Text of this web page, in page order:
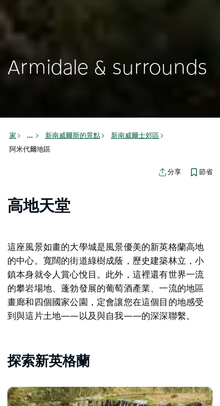
Armidale & surrounds
家 ... 新南威爾斯的景點
新南威爾士郊區
阿米代爾地區
分享 節省
高地天堂
這座風景如畫的大學城是風景優美的新英格蘭高地
的中心。寬闊的街道綠樹成蔭，歷史建築林立，小
鎮本身就令人賞心悅目。此外，這裡還有世界一流
的攀岩場地、蓬勃發展的葡萄酒產業、一流的地區
畫廊和四個國家公園，定會讓您在這個目的地感受
到與這片土地——以及與自我——的深深聯繫。
探索新英格蘭